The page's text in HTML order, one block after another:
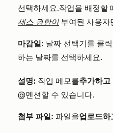
선택하세요.작업을 배정할
세스 권한이부여된 사용자
마감일: 날짜 선택기를 클
하는 날짜를 선택하세요.
설명: 작업 메모를추가하고
@멘션할 수 있습니다.
첨부 파일: 파일을업로드하